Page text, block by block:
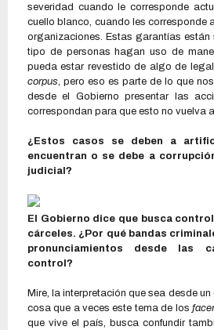
severidad cuando le corresponde
cuello blanco, cuando les corresponde
organizaciones. Estas garantías están
tipo de personas hagan uso de
pueda estar revestido de algo de
corpus, pero eso es parte de lo que
desde el Gobierno presentar las
correspondan para que esto no vuelva
¿Estos casos se deben a
encuentran o se debe a
judicial?
El Gobierno dice que busca
cárceles. ¿Por qué bandas
pronunciamientos desde las
control?
Mire, la interpretación que sea desde
cosa que a veces este tema de los
que vive el país, busca confundir